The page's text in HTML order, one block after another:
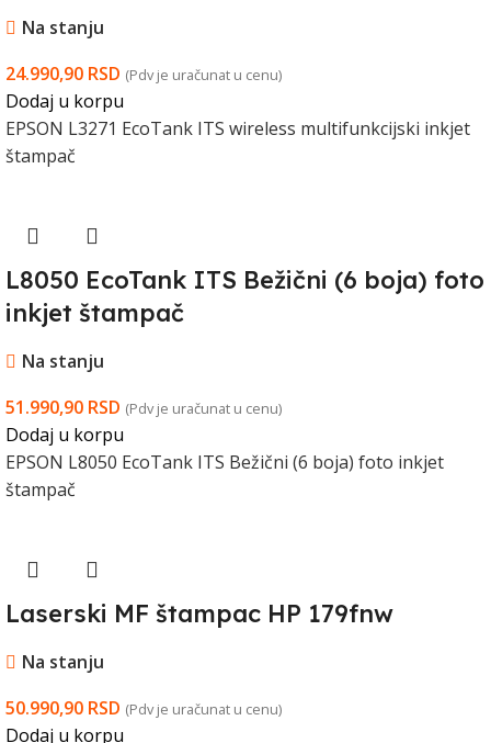
Na stanju
24.990,90 RSD (Pdv je uračunat u cenu)
Dodaj u korpu
EPSON L3271 EcoTank ITS wireless multifunkcijski inkjet
štampač
L8050 EcoTank ITS Bežični (6 boja) foto
inkjet štampač
Na stanju
51.990,90 RSD (Pdv je uračunat u cenu)
Dodaj u korpu
EPSON L8050 EcoTank ITS Bežični (6 boja) foto inkjet
štampač
Laserski MF štampac HP 179fnw
Na stanju
50.990,90 RSD (Pdv je uračunat u cenu)
Dodaj u korpu